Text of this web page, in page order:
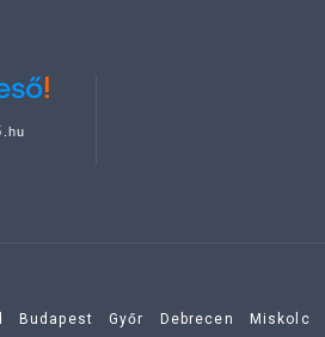
Budapest Győr Debrecen Miskolc